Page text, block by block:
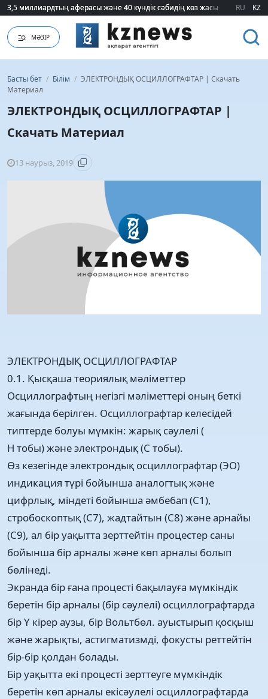
75 мың білім гранты кімдерге бұйырады?
RU KZ
МӘЗІР
Басты бет / Білім / ЭЛЕКТРОНДЫҚ ОСЦИЛЛОГРАФТАР | Скачать
Материал
ЭЛЕКТРОНДЫҚ ОСЦИЛЛОГРАФТАР |
Скачать Материал
13 наурыз, 2019
ЭЛЕКТРОНДЫҚ ОСЦИЛЛОГРАФТАР
0.1. Қысқаша теориялық мәліметтер
Осциллографтың негізгі мәліметтері оның беткі
жағында берілген. Осциллографтар келесідей
типтерде болуы мүмкін: жарық сәулелі (
Н тобы) және электрондық (С тобы).
Өз кезегінде электрондық осциллографтар (ЭО)
индикация түрі бойынша аналогтық және
цифрлық, міндеті бойынша әмбебап (С1),
стробоскоптық (С7), жадтайтын (С8) және арнайы
(С9), ал бір уақытта зерттейтін процестер саны
бойынша бір арналы және көп арналы болып
бөлінеді.
Экранда бір ғана процесті бақылауға мүмкіндік
беретін бір арналы (бір сәулелі) осциллографтарда
бір Y кірер аузы, бір Вольтбөл. ауыстырып қосқыш
және жарықты, астигматизмді, фокусты реттейтін
бір-бір қолдан болады.
Бір уақытта екі процесті зерттеуге мүмкіндік
беретін көп арналы екісәулелі осциллографтарда